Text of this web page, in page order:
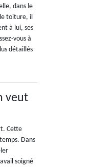
dans le
toiture, il
à lui, ses
vous à
détaillés
veut
Cette
Dans
soigné